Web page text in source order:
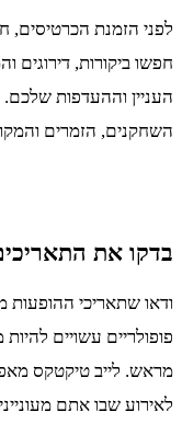
לפני הזמנת
חפשו ביקורות, דירוגים
העניין וההעדפות שלכם.
השחקנים, הזמרים
בדקו את
ודאו שתאריכי ההופעות
פופולריים עשויים
מראש. לייב טיקטקס
לאירוע שבו אתם